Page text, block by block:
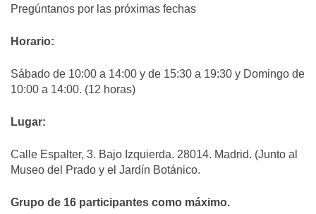
Pregúntanos por las próximas fechas
Horario:
Sábado de 10:00 a 14:00 y de 15:30 a 19:30 y Domingo de
10:00 a 14:00. (12 horas)
Lugar:
Calle Espalter, 3. Bajo Izquierda. 28014. Madrid. (Junto al
Museo del Prado y el Jardín Botánico.
Grupo de 16 participantes como máximo.